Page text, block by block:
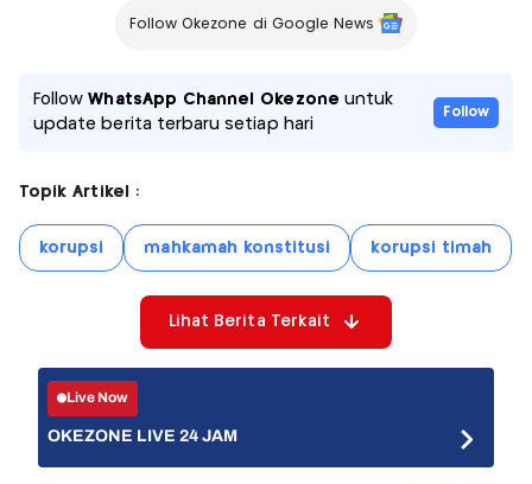
Follow Okezone di Google News
FollowWhatsApp Channel Okezone untuk
update berita terbaru setiap hari
Follow
Topik Artikel :
korupsi mahkamah konstitusi korupsi timah
Lihat Berita Terkait
Live Now
OKEZONE LIVE 24 JAM